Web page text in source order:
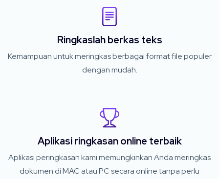
Ringkaslah berkas teks
Kemampuan untuk meringkas berbagai format file populer
dengan mudah.
Aplikasi ringkasan online terbaik
Aplikasi peringkasan kami memungkinkan Anda meringkas
dokumen di MAC atau PC secara online tanpa perlu